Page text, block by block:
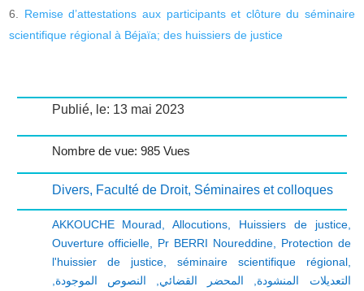
Remise d’attestations aux participants et clôture du séminaire
scientifique régional à Béjaïa; des huissiers de justice
Publié, le: 13 mai 2023
Nombre de vue: 985 Vues
Divers, Faculté de Droit, Séminaires et colloques
AKKOUCHE Mourad ,Allocutions Huissiers de justice,
Ouverture officielle
Pr BERRI Noureddine, Protection de
l'huissier de justice, séminaire scientifique régional,
التعديلات المنشودة
المحضر القضائي النصوص الموجودة